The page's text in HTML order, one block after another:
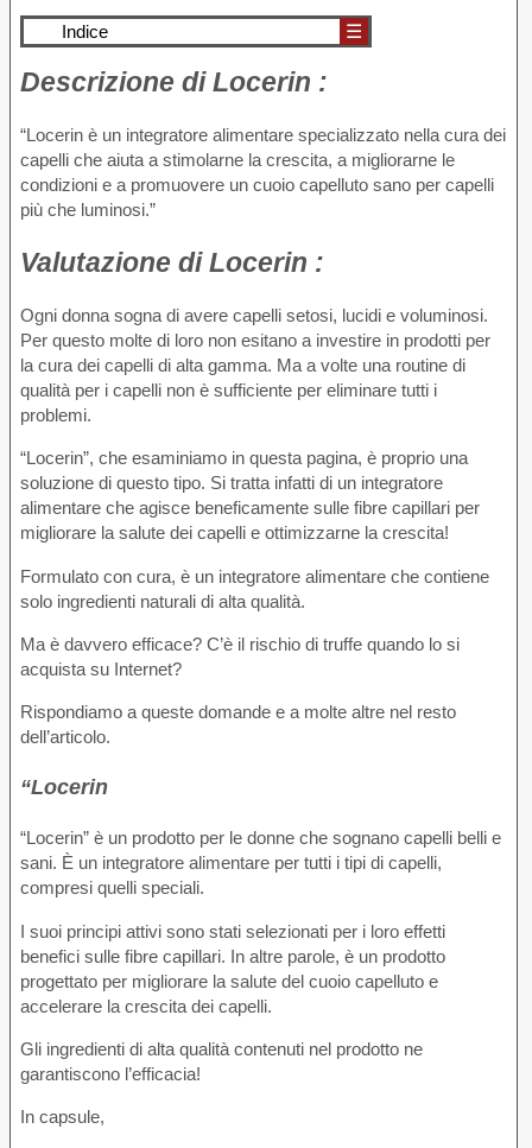
Indice ☰
Descrizione diLocerin :
“Locerin è un integratore alimentare specializzato nella cura dei
capelli che aiuta a stimolarne la crescita, a migliorarne le
condizioni e a promuovere un cuoio capelluto sano per capelli
più che luminosi.”
Valutazione diLocerin :
Ogni donna sogna di avere capelli setosi, lucidi e voluminosi.
Per questo molte di loro non esitano a investire in prodotti per
la cura dei capelli di alta gamma. Ma a volte una routine di
qualità per i capelli non è sufficiente per eliminare tutti i
problemi.
“Locerin”, che esaminiamo in questa pagina, è proprio una
soluzione di questo tipo. Si tratta infatti di un integratore
alimentare che agisce beneficamente sulle fibre capillari per
migliorare la salute dei capelli e ottimizzarne la crescita!
Formulato con cura, è un integratore alimentare che contiene
solo ingredienti naturali di alta qualità.
Ma è davvero efficace? C’è il rischio di truffe quando lo si
acquista su Internet?
Rispondiamo a queste domande e a molte altre nel resto
dell’articolo.
“Locerin
“Locerin” è un prodotto per le donne che sognano capelli belli e
sani. È un integratore alimentare per tutti i tipi di capelli,
compresi quelli speciali.
I suoi principi attivi sono stati selezionati per i loro effetti
benefici sulle fibre capillari. In altre parole, è un prodotto
progettato per migliorare la salute del cuoio capelluto e
accelerare la crescita dei capelli.
Gli ingredienti di alta qualità contenuti nel prodotto ne
garantiscono l’efficacia!
In capsule,